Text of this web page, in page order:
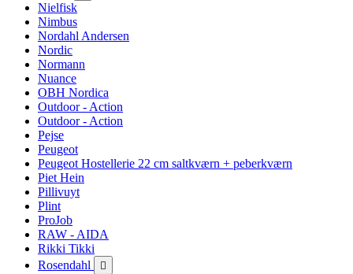
Nielfisk
Nimbus
Nordahl Andersen
Nordic
Normann
Nuance
OBH Nordica
Outdoor - Action
Outdoor - Action
Pejse
Peugeot
Peugeot Hostellerie 22 cm saltkværn + peberkværn
Piet Hein
Pillivuyt
Plint
ProJob
RAW - AIDA
Rikki Tikki
Rosendahl
